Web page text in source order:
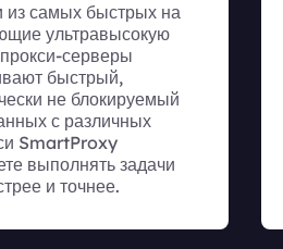
самых быстрых на
ультравысокую
серверы
быстрый,
не блокируемый
с различных
SmartProxy
выполнять задачи
и точнее.